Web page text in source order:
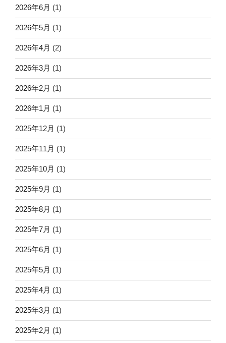
2026年6月 (1)
2026年5月 (1)
2026年4月 (2)
2026年3月 (1)
2026年2月 (1)
2026年1月 (1)
2025年12月 (1)
2025年11月 (1)
2025年10月 (1)
2025年9月 (1)
2025年8月 (1)
2025年7月 (1)
2025年6月 (1)
2025年5月 (1)
2025年4月 (1)
2025年3月 (1)
2025年2月 (1)